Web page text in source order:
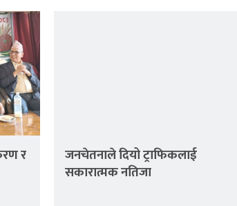
र
जनचेतनाले दियो ट्राफिकलाई
सकारात्मक नतिजा